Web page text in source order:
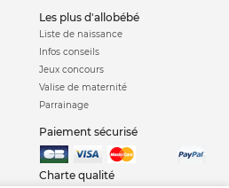
les plus d'allobébé
Liste de naissance
Infos conseils
Jeux concours
Valise de maternité
Parrainage
Paiement sécurisé
Charte qualité